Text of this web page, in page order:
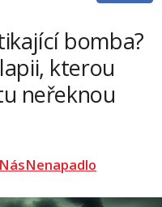
bomba?
kterou
neřeknou